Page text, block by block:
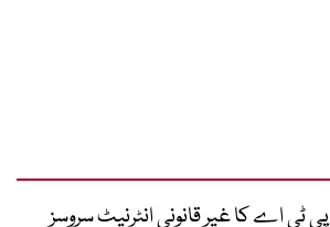
پی ٹی اے کا غیر قانونی انٹرنیٹ سروسز